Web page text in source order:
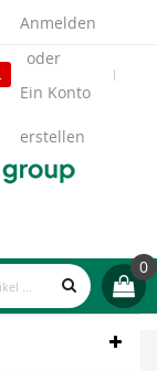
Anmelden
Ein Konto
erstellen
0